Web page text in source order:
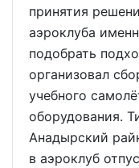
принятия
аэроклуба
подобрать
организовал
учебного
оборудования.
Анадырский
в аэроклуб